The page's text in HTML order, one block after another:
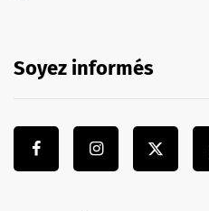
Soyez informés